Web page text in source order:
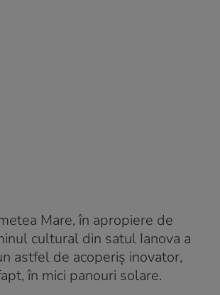
Mare, în apropiere de
cultural din satul Ianova a
astfel de acoperiş inovator,
în mici panouri solare.